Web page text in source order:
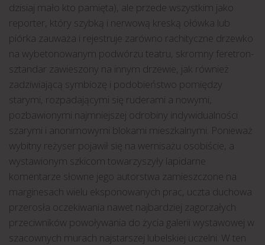
dzisiaj mało kto pamięta), ale przede wszystkim jako
reporter, który szybką i nerwową kreską ołówka lub
piórka zauważa i rejestruje zarówno rachityczne drzewko
na wybetonowanym podwórzu teatru, skromny feretron-
sztandar zawieszony na innym drzewie, jak również
zadziwiającą symbiozę i podobieństwo pomiędzy
starymi, rozpadającymi się ruderami a nowymi,
pozbawionymi najmniejszej odrobiny indywidualności
szarymi i anonimowymi blokami mieszkalnymi. Ponieważ
wybitny reżyser pojawił się na wernisażu osobiście, a
wystawionym szkicom towarzyszyły lapidarne
komentarze słowne jego autorstwa zamieszczone na
marginesach wielu eksponowanych prac, uczta duchowa
przerosła oczekiwania nawet najbardziej zagorzałych
przeciwników powoływania do życia galerii wystawowej w
szacownych murach najstarszej lubelskiej uczelni. W ten